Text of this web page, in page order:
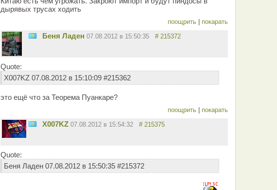
дырявых трусах ходить
поощрить покарать
Беня Ладен 07.08.2012 в 15:50:35 # 215372
Quote:
X007KZ 07.08.2012 в 15:10:09 #215362
это ещё что за Теорема Пуанкаре?
поощрить покарать
X007KZ 07.08.2012 в 15:54:32 # 215375
Quote:
Беня Ладен 07.08.2012 в 15:50:35 #215372